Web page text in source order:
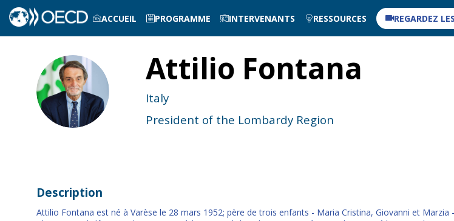
ACCUEIL PROGRAMME INTERVENANTS RESSOURCES REGARDEZ
AF
Attilio Fontana
Italy
President of the Lombardy Region
Description
Attilio Fontana est né à Varèse le 28 mars 1952; père de trois enfants - Maria Cristina, Giovanni et